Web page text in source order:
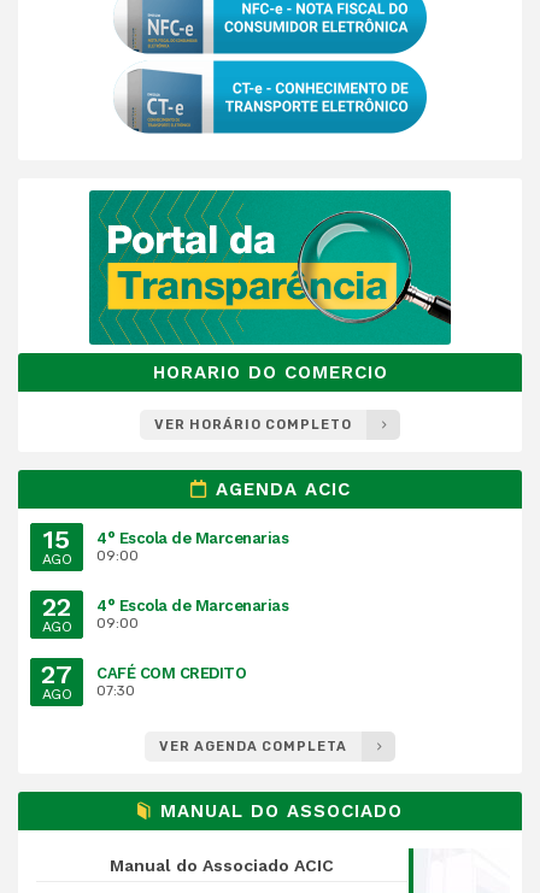
HORARIO DO COMERCIO
VER HORÁRIO COMPLETO
AGENDA ACIC
15
AGO
4° Escola de Marcenarias
09:00
22
AGO
4° Escola de Marcenarias
09:00
27
AGO
CAFÉ COM CREDITO
07:30
VER AGENDA COMPLETA
MANUAL DO ASSOCIADO
Manual do Associado ACIC